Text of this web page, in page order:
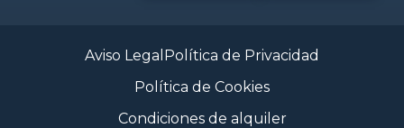
Aviso Legal Política de Privacidad
Política de Cookies
Condiciones de alquiler